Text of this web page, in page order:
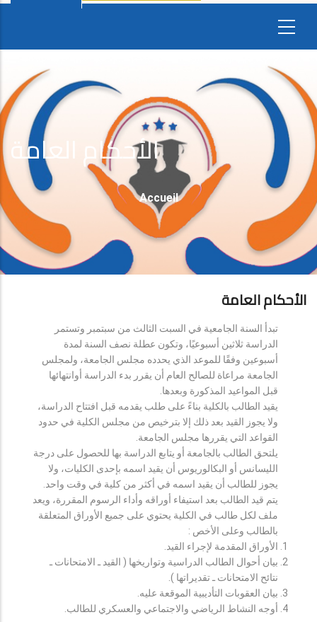
الأحكام العامة
Fil
D'Ariane
Accueil
الأحكام العامة
تبدأ السنة الجامعية في السبت الثالث من سبتمبر وتستمر
الدراسة ثلاثين أسبوعيًا، وتكون عطلة نصف السنة لمدة
أسبوعين وفقًا للموعد الذي يحدده مجلس الجامعة، ولمجلس
الجامعة مراعاة للصالح العام أن يقرر بدء الدراسة أوانتهائها
قبل المواعيد المذكورة وبعدها.
يقيد الطالب بالكلية بناءً على طلب يقدمه قبل افتتاح الدراسة،
ولا يجوز القيد بعد ذلك إلا بترخيص من مجلس الكلية في حدود
القواعد التي يقررها مجلس الجامعة.
يلتحق الطالب بالجامعة أو يتابع الدراسة بها للحصول على درجة
الليسانس أو البكالوريوس أن يقيد اسمه بإحدى الكليات، ولا
يجوز للطالب أن يقيد اسمه في أكثر من كلية في وقت واحد.
يتم قيد الطالب بعد استيفاء أوراقه وأداء الرسوم المقررة، ويعد
ملف لكل طالب في الكلية يحتوي على جميع الأوراق المتعلقة
بالطالب وعلى الأخص :
الأوراق المقدمة لإجراء القيد.
بيان أحوال الطالب الدراسية وتواريخها ( القيد ـ الامتحانات ـ
نتائح الامتحانات ـ تقديراتها ).
بيان العقوبات التأديبية الموقعة عليه.
أوجه النشاط الرياضي والاجتماعي والعسكري للطالب.